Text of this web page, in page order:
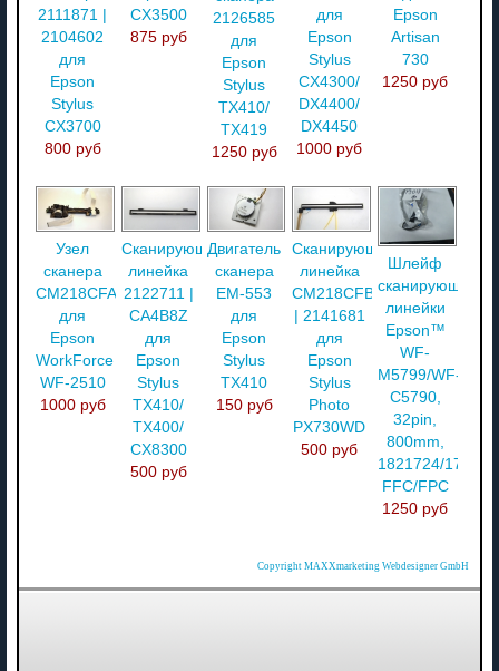
2111871 |
2104602
для
Epson
Stylus
CX3700
800 руб
CX3500
875 руб
2126585
для
Epson
Stylus
TX410/
TX419
1250 руб
для
Epson
Stylus
CX4300/
DX4400/
DX4450
1000 руб
Epson
Artisan
730
1250 руб
Узел
сканера
CM218CFA70
для
Epson
WorkForce
WF-2510
1000 руб
Сканирующая
линейка
2122711 |
CA4B8Z
для
Epson
Stylus
TX410/
TX400/
CX8300
500 руб
Двигатель
сканера
EM-553
для
Epson
Stylus
TX410
150 руб
Сканирующая
линейка
CM218CFB08
| 2141681
для
Epson
Stylus
Photo
PX730WD
500 руб
Шлейф
сканирующей
линейки
Epson™
WF-
M5799/WF-
C5790,
32pin,
800mm,
1821724/
FFC/FPC
1250 руб
Copyright MAXXmarketing Webdesigner GmbH